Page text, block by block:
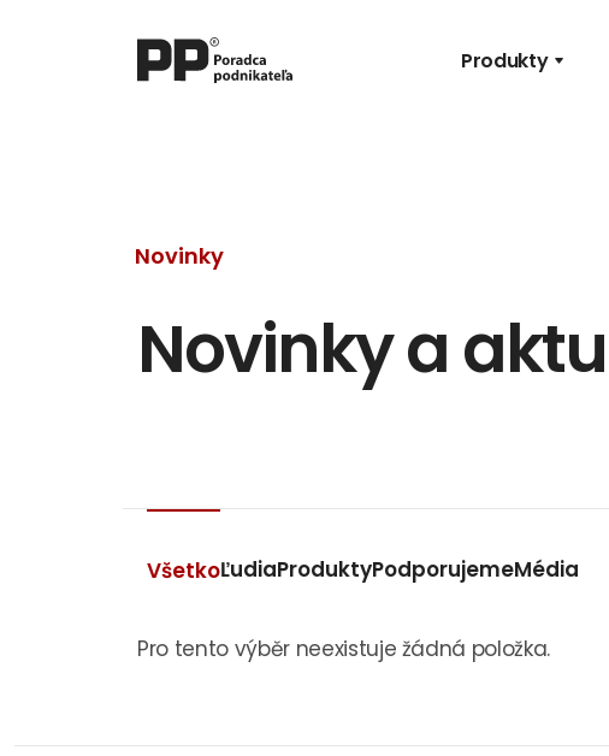
Produkty
Novinky
Novinky a
VšetkoĽudiaProduktyPodporujemeMédia
Pro tento výběr neexistuje žádná položka.